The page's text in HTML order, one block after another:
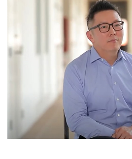
สัมภาษณ์ ผศ.ดร.พงษ์